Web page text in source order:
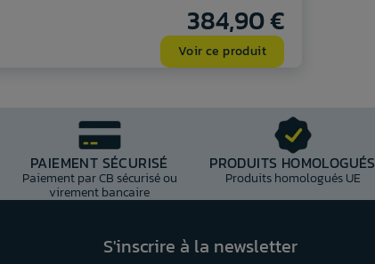
384,90 €
Voir ce produit
PAIEMENT SÉCURISÉ
Paiement par CB sécurisé ou
virement bancaire
PRODUITS HOMOLOGUÉS
Produits homologués UE
S'inscrire à la newsletter